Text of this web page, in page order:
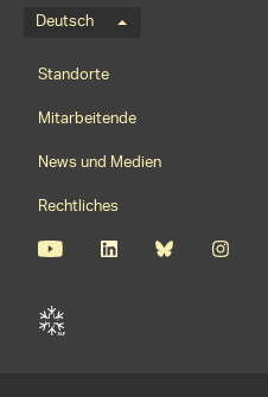
Sprachmenü
Deutsch
Footernavigation
Standorte
Mitarbeitende
News und Medien
Rechtliches